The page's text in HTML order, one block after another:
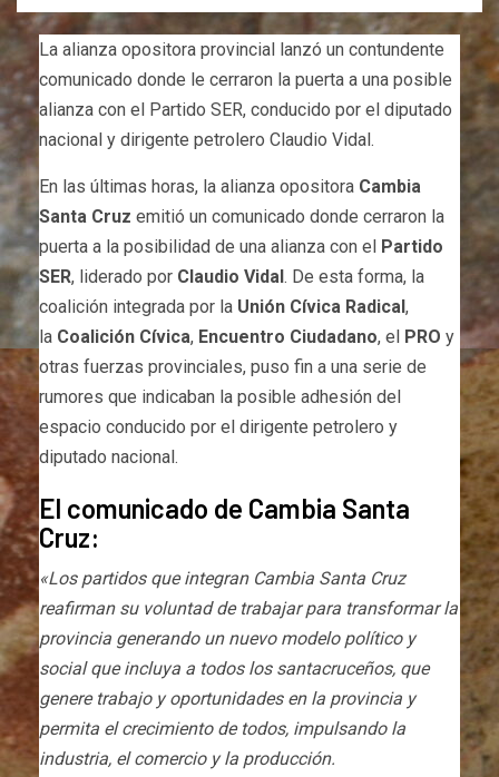
La alianza opositora provincial lanzó un contundente
comunicado donde le cerraron la puerta a una posible
alianza con el Partido SER, conducido por el diputado
nacional y dirigente petrolero Claudio Vidal.
En las últimas horas, la alianza opositora Cambia
Santa Cruz emitió un comunicado donde cerraron la
puerta a la posibilidad de una alianza con el Partido
SER, liderado por Claudio Vidal. De esta forma, la
coalición integrada por la Unión Cívica Radical,
la Coalición Cívica, Encuentro Ciudadano, el PRO y
otras fuerzas provinciales, puso fin a una serie de
rumores que indicaban la posible adhesión del
espacio conducido por el dirigente petrolero y
diputado nacional.
El comunicado de Cambia Santa
Cruz:
«Los partidos que integran Cambia Santa Cruz
reafirman su voluntad de trabajar para transformar la
provincia generando un nuevo modelo político y
social que incluya a todos los santacruceños, que
genere trabajo y oportunidades en la provincia y
permita el crecimiento de todos, impulsando la
industria, el comercio y la producción.